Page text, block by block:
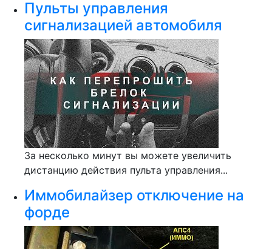
Пульты управления
сигнализацией автомобиля
За несколько минут вы можете увеличить
дистанцию действия пульта управления...
Иммобилайзер отключение на
форде